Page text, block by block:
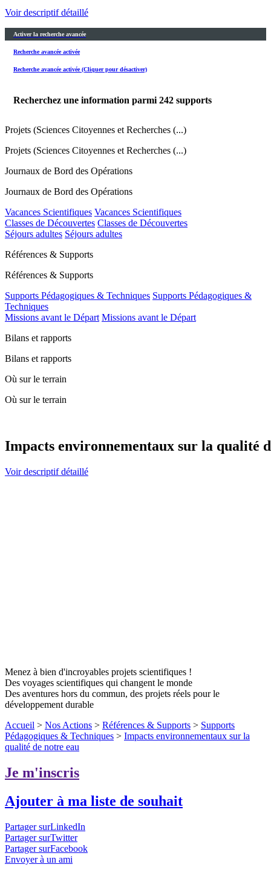
Voir descriptif détaillé
Activer la recherche avancée
Recherche avancée activée
Recherche avancée activée (Cliquer pour désactiver)
Recherchez une information parmi 242 supports
Projets (Sciences Citoyennes et Recherches (...)
Projets (Sciences Citoyennes et Recherches (...)
Journaux de Bord des Opérations
Journaux de Bord des Opérations
Vacances Scientifiques Vacances Scientifiques
Classes de Découvertes Classes de Découvertes
Séjours adultes Séjours adultes
Références & Supports
Références & Supports
Supports Pédagogiques & Techniques Supports Pédagogiques &
Techniques
Missions avant le Départ Missions avant le Départ
Bilans et rapports
Bilans et rapports
Où sur le terrain
Où sur le terrain
Impacts environnementaux sur la qualité
Voir descriptif détaillé
Menez à bien d'incroyables projets scientifiques !
Des voyages scientifiques qui changent le monde
Des aventures hors du commun, des projets réels pour le
développement durable
Accueil > Nos Actions > Références & Supports > Supports
Pédagogiques & Techniques > Impacts environnementaux sur la
qualité de notre eau
Je m'inscris
Ajouter à ma liste de souhait
Partager surLinkedIn
Partager surTwitter
Partager surFacebook
Envoyer à un ami